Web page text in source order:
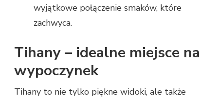
wyjątkowe połączenie smaków, które
zachwyca.
Tihany – idealne miejsce na
wypoczynek
Tihany to nie tylko piękne widoki, ale także